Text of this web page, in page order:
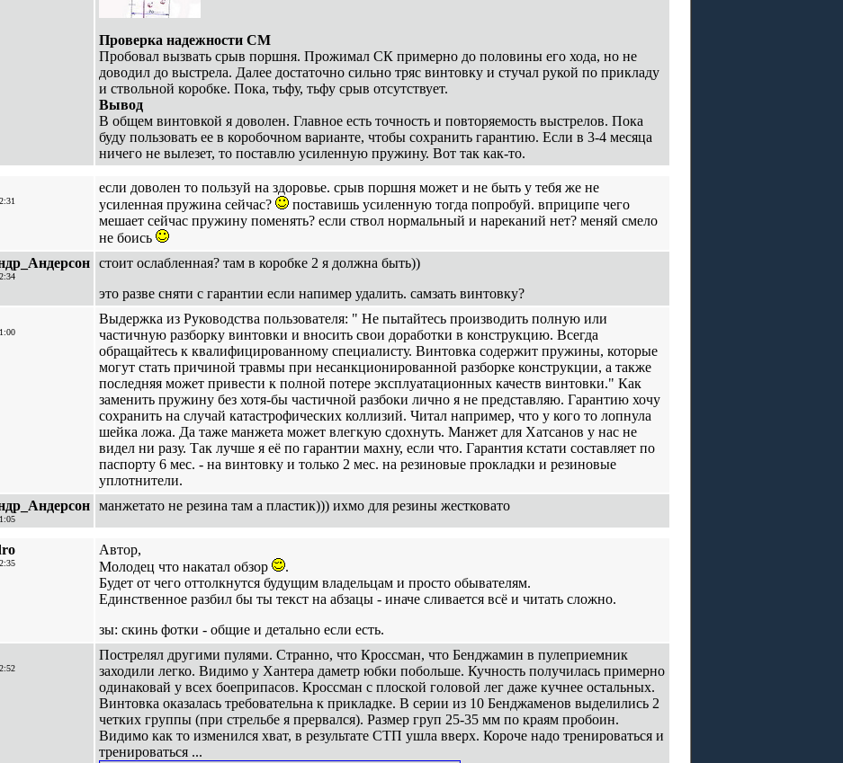
Проверка надежности СМ
Пробовал вызвать срыв поршня. Прожимал СК примерно до половины его хода, но не
доводил до выстрела. Далее достаточно сильно тряс винтовку и стучал рукой по прикладу
и ствольной коробке. Пока, тьфу, тьфу срыв отсутствует.
Вывод
В общем винтовкой я доволен. Главное есть точность и повторяемость выстрелов. Пока
буду пользовать ее в коробочном варианте, чтобы сохранить гарантию. Если в 3-4 месяца
ничего не вылезет, то поставлю усиленную пружину. Вот так как-то.
если доволен то пользуй на здоровье. срыв поршня может и не быть у тебя же не
усиленная пружина сейчас?
поставишь усиленную тогда попробуй. вприципе чего
мешает сейчас пружину поменять? если ствол нормальный и нареканий нет? меняй смело
не боись
стоит ослабленная? там в коробке 2 я должна быть))
это разве сняти с гарантии если напимер удалить. самзать винтовку?
Выдержка из Руководства пользователя: " Не пытайтесь производить полную или
частичную разборку винтовки и вносить свои доработки в конструкцию. Всегда
обращайтесь к квалифицированному специалисту. Винтовка содержит пружины, которые
могут стать причиной травмы при несанкционированной разборке конструкции, а также
последняя может привести к полной потере эксплуатационных качеств винтовки." Как
заменить пружину без хотя-бы частичной разбоки лично я не представляю. Гарантию хочу
сохранить на случай катастрофических коллизий. Читал например, что у кого то лопнула
шейка ложа. Да таже манжета может влегкую сдохнуть. Манжет для Хатсанов у нас не
видел ни разу. Так лучше я её по гарантии махну, если что. Гарантия кстати составляет по
паспорту 6 мес. - на винтовку и только 2 мес. на резиновые прокладки и резиновые
уплотнители.
манжетато не резина там а пластик))) ихмо для резины жестковато
Автор,
Молодец что накатал обзор
.
Будет от чего оттолкнутся будущим владельцам и просто обывателям.
Единственное разбил бы ты текст на абзацы - иначе сливается всё и читать сложно.
зы: скинь фотки - общие и детально если есть.
Пострелял другими пулями. Странно, что Кроссман, что Бенджамин в пулеприемник
заходили легко. Видимо у Хантера даметр юбки побольше. Кучность получилась примерно
одинаковай у всех боеприпасов. Кроссман с плоской головой лег даже кучнее остальных.
Винтовка оказалась требовательна к прикладке. В серии из 10 Бенджаменов выделились 2
четких группы (при стрельбе я прервался). Размер груп 25-35 мм по краям пробоин.
Видимо как то изменился хват, в результате СТП ушла вверх. Короче надо тренироваться и
тренироваться ...